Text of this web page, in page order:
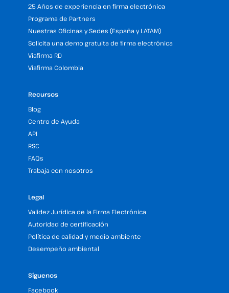
25 Años de experiencia en firma electrónica
Programa de Partners
Nuestras Oficinas y Sedes (España y LATAM)
Solicita una demo gratuita de firma electrónica
Viafirma RD
Viafirma Colombia
Recursos
Blog
Centro de Ayuda
API
RSC
FAQs
Trabaja con nosotros
Legal
Validez Jurídica de la Firma Electrónica
Autoridad de certificación
Política de calidad y medio ambiente
Desempeño ambiental
Síguenos
Facebook